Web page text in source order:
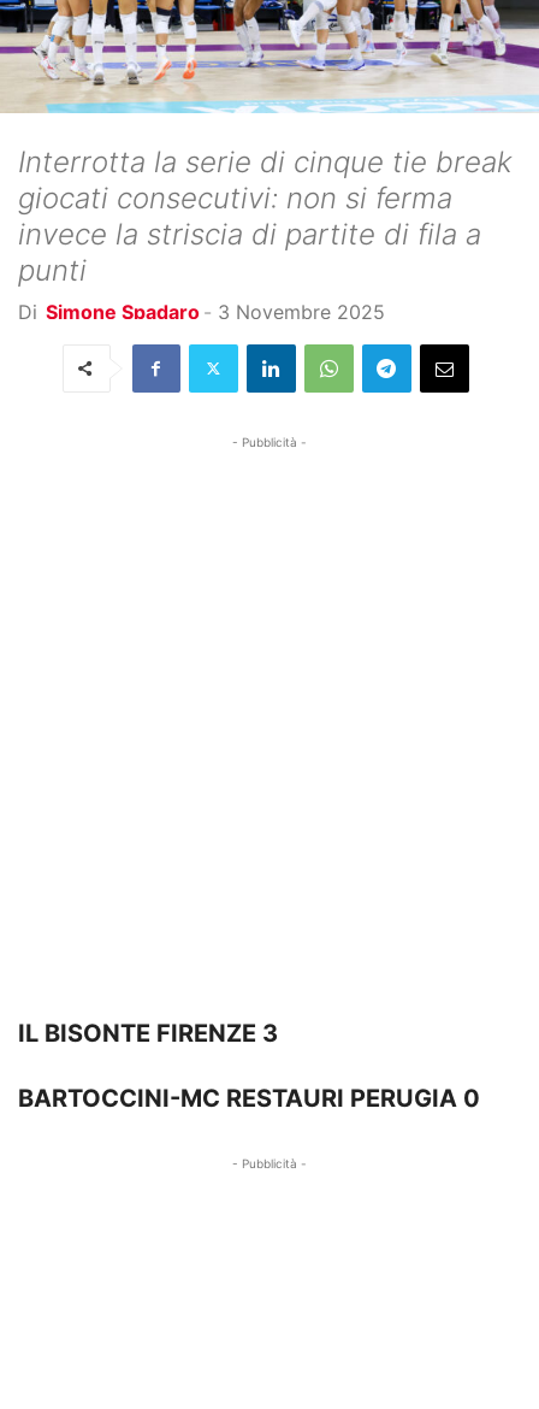
Interrotta la serie di cinque tie break
giocati consecutivi: non si ferma
invece la striscia di partite di fila a
punti
Di Simone Spadaro - 3 Novembre 2025
- Pubblicità -
IL BISONTE FIRENZE 3
BARTOCCINI-MC RESTAURI PERUGIA 0
- Pubblicità -